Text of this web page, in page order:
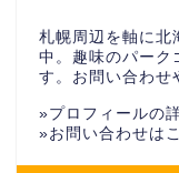
札幌周辺を軸に北
中。趣味のパーク
す。お問い合わせ
»プロフィールの
»お問い合わせは